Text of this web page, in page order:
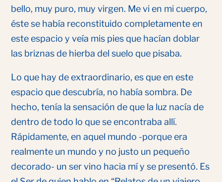
bello, muy puro, muy virgen. Me vi en mi cuerpo,
éste se había reconstituido completamente en
este espacio y veía mis pies que hacían doblar
las briznas de hierba del suelo que pisaba.
Lo que hay de extraordinario, es que en este
espacio que descubría, no había sombra. De
hecho, tenía la sensación de que la luz nacía de
dentro de todo lo que se encontraba allí.
Rápidamente, en aquel mundo -porque era
realmente un mundo y no justo un pequeño
decorado- un ser vino hacia mí y se presentó. Es